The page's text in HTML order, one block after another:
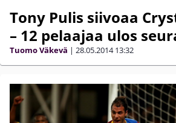
Tony Pulis siivoaa
– 12 pelaajaa ulos
Tuomo Väkevä | 28.05.2014 13:32